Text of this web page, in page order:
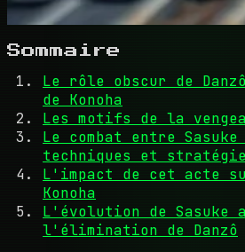
Sommaire
Le rôle obscur de
de Konoha
Les motifs de la
Le combat entre
techniques et
L'impact de cet acte
Konoha
L'évolution de Sasuke
l'élimination de Danzô